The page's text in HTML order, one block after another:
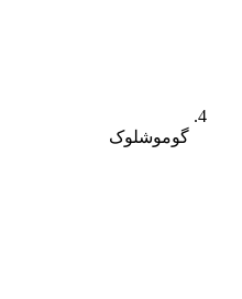
گوموشلوک